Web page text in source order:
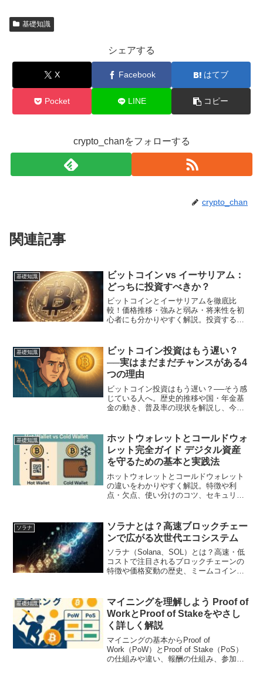
基礎知識
シェアする
X Facebook はてブ
Pocket LINE コピー
crypto_chanをフォローする
crypto_chan
関連記事
基礎知識
ビットコイン vs イーサリアム：
どっちに投資すべきか？
ビットコインとイーサリアムを徹底比
較！価格推移・強みと弱み・将来性を初
心者にも分かりやすく解説。投資するな
基礎知識
ビットコイン投資はもう遅い？
──実はまだまだチャンスがある4
つの理由
ビットコイン投資はもう遅い？──そう感
じている人へ。歴史的推移や国・年金基
金の動き、普及率の現状を解説し、今か
基礎知識
ホットウォレットとコールドウォ
レット完全ガイド デジタル資産
を守るための基本と実践法
ホットウォレットとコールドウォレット
の違いをわかりやすく解説。特徴や利
点・欠点、使い分けのコツ、セキュリテ
ソラナ
ソラナとは？高速ブロックチェー
ンで広がる次世代エコシステム
ソラナ（Solana、SOL）とは？高速・低
コストで注目されるブロックチェーンの
特徴や価格変動の歴史、ミームコイン文
解説します。
基礎知識
マイニングを理解しよう Proof of
WorkとProof of Stakeをやさし
く詳しく解説
マイニングの基本からProof of
Work（PoW）とProof of Stake（PoS）
の仕組みや違い、報酬の仕組み、参加方